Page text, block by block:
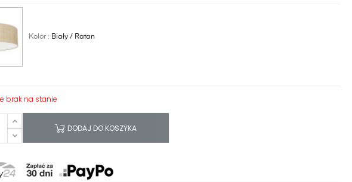
Kolor : Biały / Ratan
brak na stanie
DODAJ DO KOSZYKA